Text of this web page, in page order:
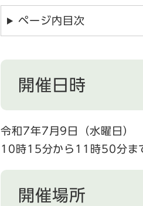
ページ内目次
開催日時
令和7年7月9日（水曜日）
10時15分から11時50分ま
開催場所